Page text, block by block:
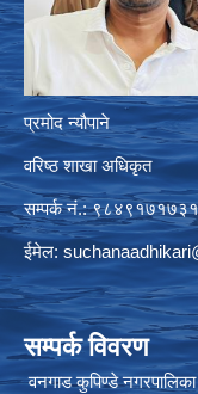
प्रमोद न्यौपाने
वरिष्ठ शाखा अधिकृत
सम्पर्क नं.: ९८४९१७१७३१
ईमेल:
सम्पर्क विवरण
वनगाड कुपिण्डे नगरपालिका